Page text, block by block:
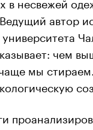
автор
чем
мы